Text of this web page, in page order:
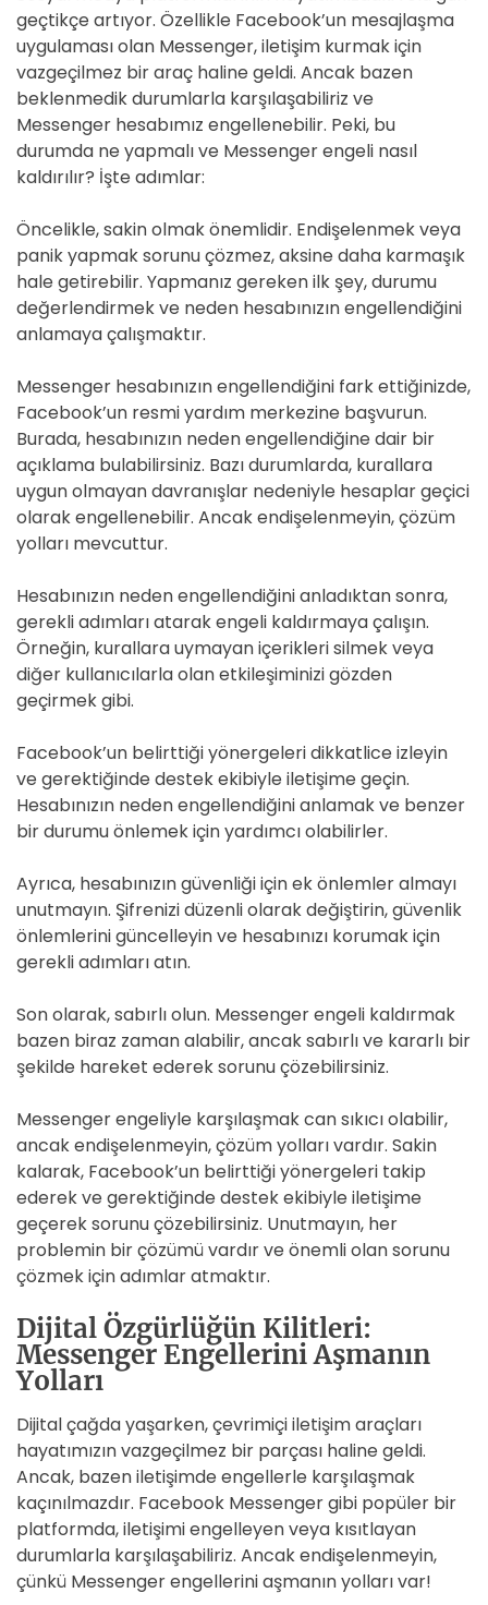
geçtikçe artıyor. Özellikle Facebook’un mesajlaşma
uygulaması olan Messenger, iletişim kurmak için
vazgeçilmez bir araç haline geldi. Ancak bazen
beklenmedik durumlarla karşılaşabiliriz ve
Messenger hesabımız engellenebilir. Peki, bu
durumda ne yapmalı ve Messenger engeli nasıl
kaldırılır? İşte adımlar:
Öncelikle, sakin olmak önemlidir. Endişelenmek veya
panik yapmak sorunu çözmez, aksine daha karmaşık
hale getirebilir. Yapmanız gereken ilk şey, durumu
değerlendirmek ve neden hesabınızın engellendiğini
anlamaya çalışmaktır.
Messenger hesabınızın engellendiğini fark ettiğinizde,
Facebook’un resmi yardım merkezine başvurun.
Burada, hesabınızın neden engellendiğine dair bir
açıklama bulabilirsiniz. Bazı durumlarda, kurallara
uygun olmayan davranışlar nedeniyle hesaplar geçici
olarak engellenebilir. Ancak endişelenmeyin, çözüm
yolları mevcuttur.
Hesabınızın neden engellendiğini anladıktan sonra,
gerekli adımları atarak engeli kaldırmaya çalışın.
Örneğin, kurallara uymayan içerikleri silmek veya
diğer kullanıcılarla olan etkileşiminizi gözden
geçirmek gibi.
Facebook’un belirttiği yönergeleri dikkatlice izleyin
ve gerektiğinde destek ekibiyle iletişime geçin.
Hesabınızın neden engellendiğini anlamak ve benzer
bir durumu önlemek için yardımcı olabilirler.
Ayrıca, hesabınızın güvenliği için ek önlemler almayı
unutmayın. Şifrenizi düzenli olarak değiştirin, güvenlik
önlemlerini güncelleyin ve hesabınızı korumak için
gerekli adımları atın.
Son olarak, sabırlı olun. Messenger engeli kaldırmak
bazen biraz zaman alabilir, ancak sabırlı ve kararlı bir
şekilde hareket ederek sorunu çözebilirsiniz.
Messenger engeliyle karşılaşmak can sıkıcı olabilir,
ancak endişelenmeyin, çözüm yolları vardır. Sakin
kalarak, Facebook’un belirttiği yönergeleri takip
ederek ve gerektiğinde destek ekibiyle iletişime
geçerek sorunu çözebilirsiniz. Unutmayın, her
problemin bir çözümü vardır ve önemli olan sorunu
çözmek için adımlar atmaktır.
Dijital Özgürlüğün Kilitleri:
Messenger Engellerini Aşmanın
Yolları
Dijital çağda yaşarken, çevrimiçi iletişim araçları
hayatımızın vazgeçilmez bir parçası haline geldi.
Ancak, bazen iletişimde engellerle karşılaşmak
kaçınılmazdır. Facebook Messenger gibi popüler bir
platformda, iletişimi engelleyen veya kısıtlayan
durumlarla karşılaşabiliriz. Ancak endişelenmeyin,
çünkü Messenger engellerini aşmanın yolları var!